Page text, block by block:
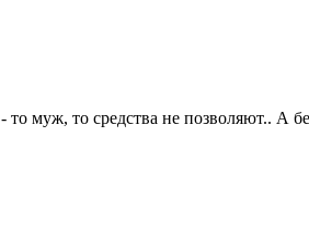
муж, то средства не позволяют.. А